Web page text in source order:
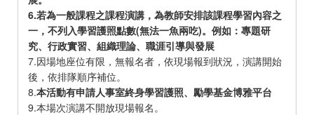
6.若為一般課程之課程演講，為教師安排該課程學習內容之
一，不列入學習護照點數(無法一魚兩吃)。例如：專題研
究、行政實習、組織理論、職涯引導與發展
7.因場地座位有限，無報名者，依現場報到狀況，演講開始
後，依排隊順序補位。
8.本活動有申請人事室終身學習護照、勵學基金博雅平台
9.本場次演講不開放現場報名。